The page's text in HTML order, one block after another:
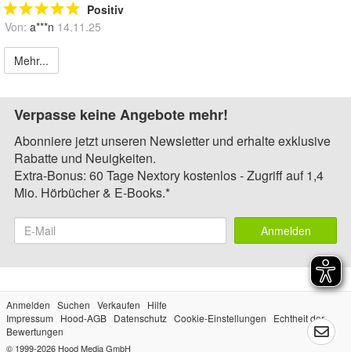
Positiv
Von: a***n 14.11.25
Mehr...
Verpasse keine Angebote mehr!
Abonniere jetzt unseren Newsletter und erhalte exklusive
Rabatte und Neuigkeiten.
Extra-Bonus: 60 Tage Nextory kostenlos - Zugriff auf 1,4
Mio. Hörbücher & E-Books.*
Anmelden
Anmelden Suchen Verkaufen
Hilfe
Impressum
Hood-AGB Datenschutz Cookie-Einstellungen
Echtheit der
Bewertungen
© 1999-2026 Hood Media GmbH